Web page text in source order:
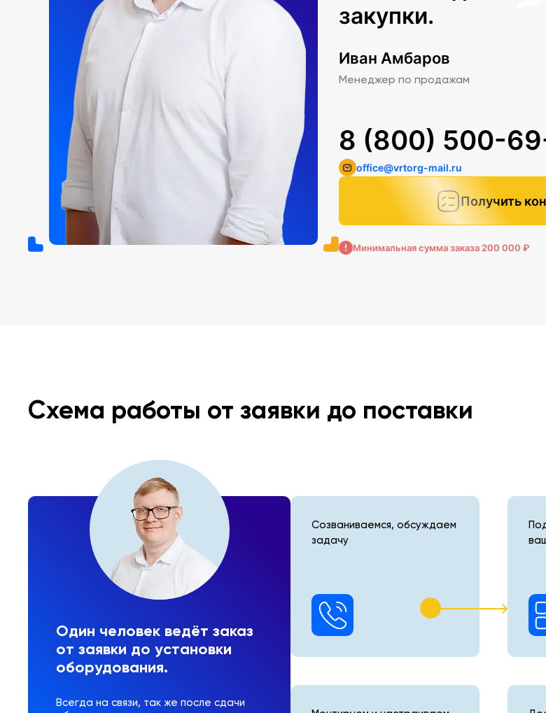
закупки.
Иван Амбаров
Менеджер по продажам
Получить
8 (800) 500-
office@vrtorg-mail.ru
Минимальная сумма заказа 200 000 ₽
Схема работы от заявки до поставки
Один человек ведёт заказ
от заявки до установки
оборудования.
Всегда на связи, так же после сдачи
Созваниваемся, обсуждаем
задачу